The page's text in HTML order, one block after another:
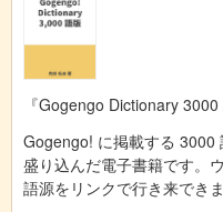
『Gogengo Dictionary 3000
Gogengo! に掲載する 3000
盛り込んだ電子書籍です。
語源をリンクで行き来できま